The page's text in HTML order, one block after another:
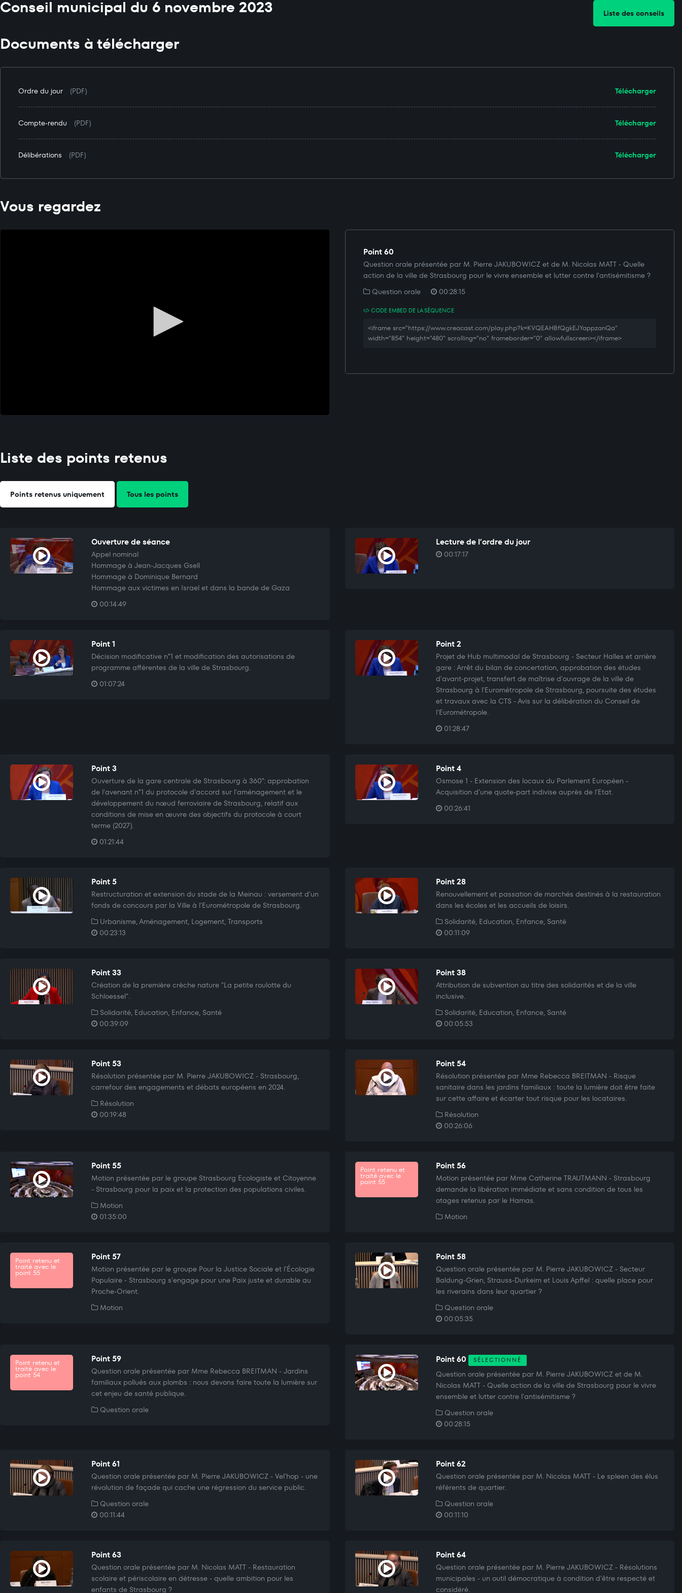
Conseil municipal du 6 novembre 2023 Liste des conseils
Documents à télécharger
Télécharger
Ordre du jour (PDF)
Télécharger
Compte-rendu (PDF)
Télécharger
Délibérations (PDF)
Vous regardez
Point 60
Question orale présentée par M. Pierre JAKUBOWICZ et de M. Nicolas MATT - Quelle
action de la ville de Strasbourg pour le vivre ensemble et lutter contre l'antisémitisme ?
Question orale
00:28:15
CODE EMBED DE LA SÉQUENCE
<iframe src="https://www.creacast.com/play.php?k=KVQEAHBfQgkEJYappzanQa"
width="854" height="480" scrolling="no" frameborder="0" allowfullscreen></iframe>
Liste des points retenus
Points retenus uniquement Tous les points
Ouverture de séance
Appel nominal
Hommage à Jean-Jacques Gsell
Hommage à Dominique Bernard
Hommage aux victimes en Israel et dans la bande de Gaza
00:14:49
Lecture de l’ordre du jour
00:17:17
Point 1
Décision modificative n°1 et modification des autorisations de
programme afférentes de la ville de Strasbourg.
01:07:24
Point 2
Projet de Hub multimodal de Strasbourg - Secteur Halles et arrière
gare : Arrêt du bilan de concertation, approbation des études
d'avant-projet, transfert de maîtrise d'ouvrage de la ville de
Strasbourg à l'Eurométropole de Strasbourg, poursuite des études
et travaux avec la CTS - Avis sur la délibération du Conseil de
l'Eurométropole.
01:28:47
Point 3
Ouverture de la gare centrale de Strasbourg à 360°: approbation
de l'avenant n°1 du protocole d'accord sur l'aménagement et le
développement du nœud ferroviaire de Strasbourg, relatif aux
conditions de mise en œuvre des objectifs du protocole à court
terme (2027).
01:21:44
Point 4
Osmose 1 - Extension des locaux du Parlement Européen -
Acquisition d'une quote-part indivise auprès de l'Etat.
00:26:41
Point 5
Restructuration et extension du stade de la Meinau : versement d'un
fonds de concours par la Ville à l'Eurométropole de Strasbourg.
Urbanisme, Aménagement, Logement, Transports
00:23:13
Point 28
Renouvellement et passation de marchés destinés à la restauration
dans les écoles et les accueils de loisirs.
Solidarité, Education, Enfance, Santé
00:11:09
Point 33
Création de la première crèche nature "La petite roulotte du
Schloessel".
Solidarité, Education, Enfance, Santé
00:39:09
Point 38
Attribution de subvention au titre des solidarités et de la ville
inclusive.
Solidarité, Education, Enfance, Santé
00:05:53
Point 53
Résolution présentée par M. Pierre JAKUBOWICZ - Strasbourg,
carrefour des engagements et débats européens en 2024.
Résolution
00:19:48
Point 54
Résolution présentée par Mme Rebecca BREITMAN - Risque
sanitaire dans les jardins familiaux : toute la lumière doit être faite
sur cette affaire et écarter tout risque pour les locataires.
Résolution
00:26:06
Point 55
Motion présentée par le groupe Strasbourg Ecologiste et Citoyenne
- Strasbourg pour la paix et la protection des populations civiles.
Motion
01:35:00
Point retenu et
traité avec le
point 55
Point 56
Motion présentée par Mme Catherine TRAUTMANN - Strasbourg
demande la libération immédiate et sans condition de tous les
otages retenus par le Hamas.
Motion
Point retenu et
traité avec le
point 55
Point 57
Motion présentée par le groupe Pour la Justice Sociale et l'Écologie
Populaire - Strasbourg s'engage pour une Paix juste et durable au
Proche-Orient.
Motion
Point 58
Question orale présentée par M. Pierre JAKUBOWICZ - Secteur
Baldung-Grien, Strauss-Durkeim et Louis Apffel : quelle place pour
les riverains dans leur quartier ?
Question orale
00:05:35
Point retenu et
traité avec le
point 54
Point 59
Question orale présentée par Mme Rebecca BREITMAN - Jardins
familiaux pollués aux plombs : nous devons faire toute la lumière sur
cet enjeu de santé publique.
Question orale
Point 60 SÉLECTIONNÉ
Question orale présentée par M. Pierre JAKUBOWICZ et de M.
Nicolas MATT - Quelle action de la ville de Strasbourg pour le vivre
ensemble et lutter contre l'antisémitisme ?
Question orale
00:28:15
Point 61
Question orale présentée par M. Pierre JAKUBOWICZ - Vel'hop - une
révolution de façade qui cache une régression du service public.
Question orale
00:11:44
Point 62
Question orale présentée par M. Nicolas MATT - Le spleen des élus
référents de quartier.
Question orale
00:11:10
Point 63
Question orale présentée par M. Nicolas MATT - Restauration
scolaire et périscolaire en détresse - quelle ambition pour les
enfants de Strasbourg ?
Point 64
Question orale présentée par M. Pierre JAKUBOWICZ - Résolutions
municipales - un outil démocratique à condition d'être respecté et
considéré.